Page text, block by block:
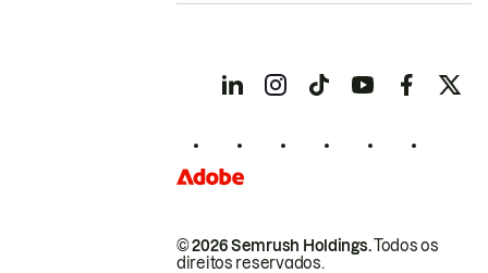
© 2026 Semrush Holdings.Todos os
direitos reservados.